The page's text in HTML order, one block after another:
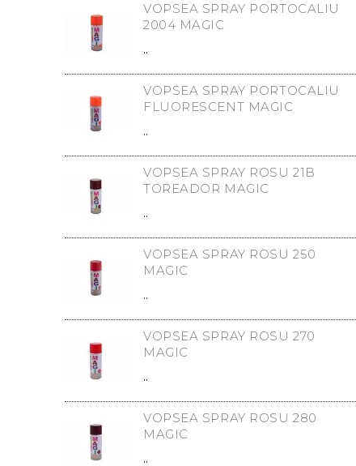
VOPSEA SPRAY PORTOCALIU
2004 MAGIC
..
VOPSEA SPRAY PORTOCALIU
FLUORESCENT MAGIC
..
VOPSEA SPRAY ROSU 21B
TOREADOR MAGIC
..
VOPSEA SPRAY ROSU 250
MAGIC
..
VOPSEA SPRAY ROSU 270
MAGIC
..
VOPSEA SPRAY ROSU 280
MAGIC
..